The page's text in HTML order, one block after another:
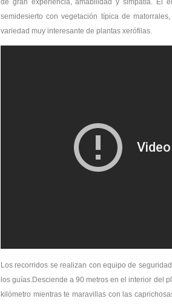
de gran experiencia, amabilidad y simpatía. El
semidesierto con vegetación típica de
variedad muy interesante de plantas xerófilas.
Los recorridos se realizan con equipo de
los guías.Desciende a 90 metros en el interior del
kilómetro mientras te maravillas con las